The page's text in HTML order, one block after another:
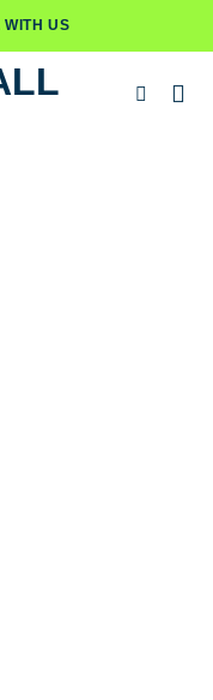
US